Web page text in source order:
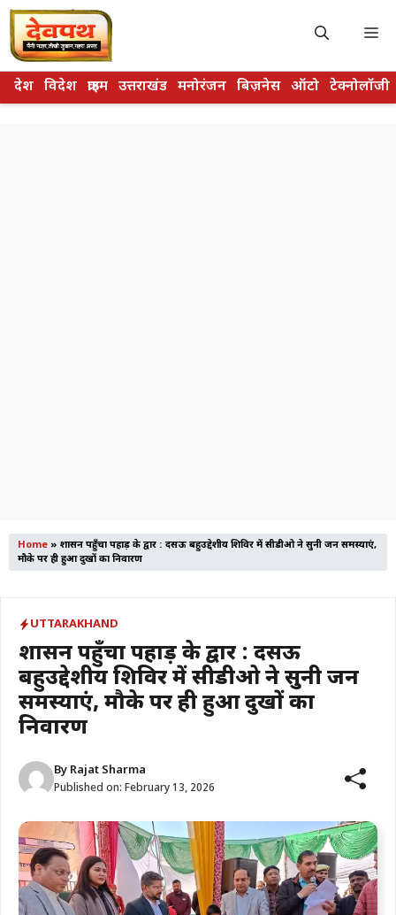
Skip
to
content
देश विदेश क्राइम उत्तराखंड मनोरंजन बिज़नेस ऑटो टेक्नोलॉजी
Home » प्रशासन पहुँचा पहाड़ के द्वार : दसऊ बहुउद्देशीय शिविर में सीडीओ ने सुनी जन समस्याएं,
मौके पर ही हुआ दुखों का निवारण
UTTARAKHAND
प्रशासन पहुँचा पहाड़ के द्वार : दसऊ
बहुउद्देशीय शिविर में सीडीओ ने सुनी जन
समस्याएं, मौके पर ही हुआ दुखों का
निवारण
By Rajat Sharma
Published on: February 13, 2026